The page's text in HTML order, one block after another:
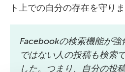
ト上での自分の存在を守りま
Facebookの検索機能が強
ではない人の投稿も検索
した。つまり、自分の投